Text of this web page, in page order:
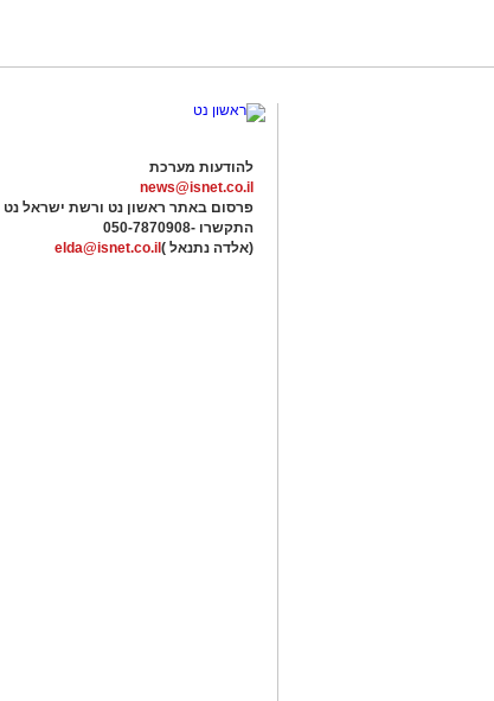
להודעות מערכת
news@isnet.co.il
פרסום באתר ראשון נט ורשת ישראל נט
התקשרו -050-7870908
(אלדה נתנאל ) elda@isnet.co.il